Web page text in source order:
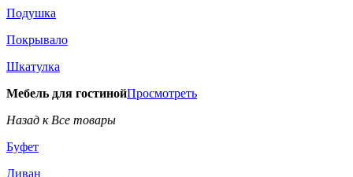
Подушка
Покрывало
Шкатулка
Мебель для гостинойПросмотреть
Назад к Все товары
Буфет
Диван